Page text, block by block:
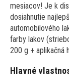
mesiacov! Je k
dosiahnutie
automobilového
farby lakov
200 g + aplikačná
Hlavné